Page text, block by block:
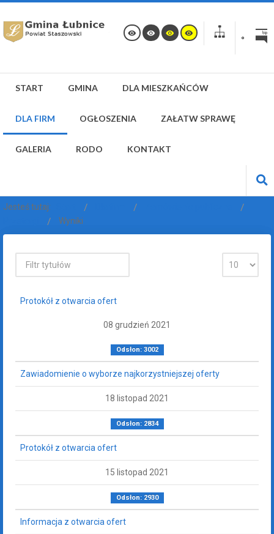
START GMINA DLA MIESZKAŃCÓW
DLA FIRM OGŁOSZENIA ZAŁATW SPRAWĘ
GALERIA RODO KONTAKT
Jesteś tutaj:
Wyniki
Protokół z otwarcia ofert
08 grudzień 2021
Odsłon: 3002
Zawiadomienie o wyborze najkorzystniejszej oferty
18 listopad 2021
Odsłon: 2834
Protokół z otwarcia ofert
15 listopad 2021
Odsłon: 2930
Informacja z otwarcia ofert